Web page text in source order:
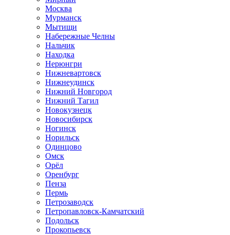
Москва
Мурманск
Мытищи
Набережные Челны
Нальчик
Находка
Нерюнгри
Нижневартовск
Нижнеудинск
Нижний Новгород
Нижний Тагил
Новокузнецк
Новосибирск
Ногинск
Норильск
Одинцово
Омск
Орёл
Оренбург
Пенза
Пермь
Петрозаводск
Петропавловск-Камчатский
Подольск
Прокопьевск